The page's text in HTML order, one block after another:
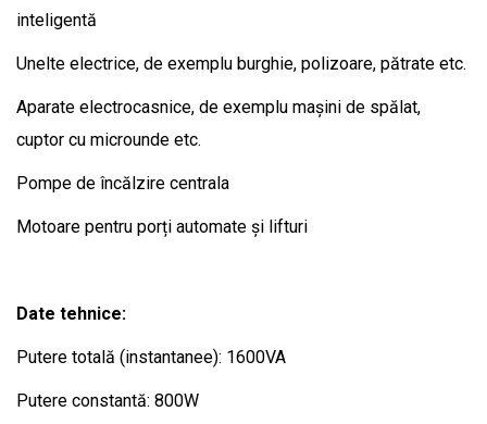
inteligentă
Unelte electrice, de exemplu burghie, polizoare, pătrate etc.
Aparate electrocasnice, de exemplu mașini de spălat,
cuptor cu microunde etc.
Pompe de încălzire centrala
Motoare pentru porți automate și lifturi
Date tehnice:
Putere totală (instantanee): 1600VA
Putere constantă: 800W